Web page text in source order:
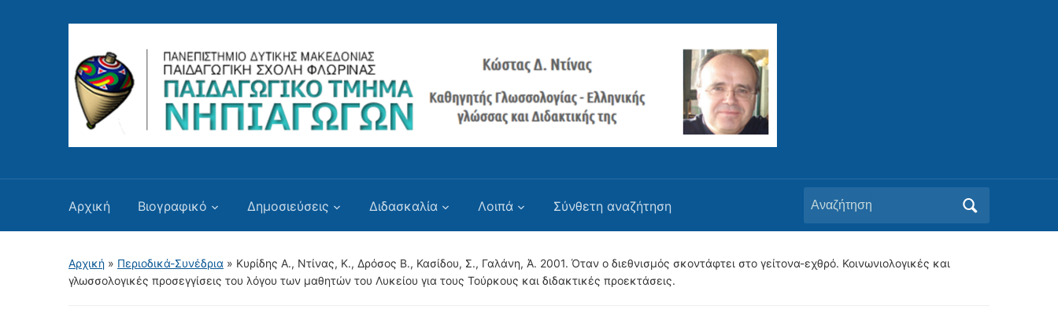
Αρχική Βιογραφικό Δημοσιεύσεις Διδασκαλία Λοιπά Σύνθετη αναζήτηση
Αναζήτηση
για:
Αρχική » Περιοδικά-Συνέδρια » Κυρίδης Α., Ντίνας, Κ., Δρόσος Β., Κασίδου, Σ., Γαλάνη, Ά. 2001. Όταν ο διεθνισμός σκοντάφτει στο γείτονα-εχθρό. Κοινωνιολογικές και
γλωσσολογικές προσεγγίσεις του λόγου των μαθητών του Λυκείου για τους Τούρκους και διδακτικές προεκτάσεις.